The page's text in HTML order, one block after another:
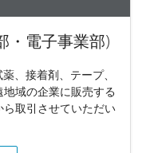
・電子事業部)
、接着剤、テープ、
域の企業に販売する
取引させていただい